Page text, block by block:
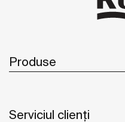
Produse
Serviciul clienți